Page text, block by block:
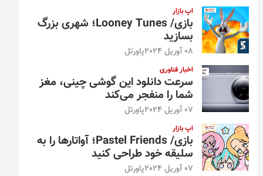
اپ بازار
بازی/ Looney Tunes؛ شهری بزرگ
بسازید
08 آوریل 2024 پاورتل
اخبار فناوری
سرعت دانلود این گوشی چینی، مغز
شما را منفجر می‌کند
07 آوریل 2024 پاورتل
اپ بازار
بازی/ Pastel Friends؛ آواتارها را به
سلیقه خود طراحی کنید
07 آوریل 2024 پاورتل